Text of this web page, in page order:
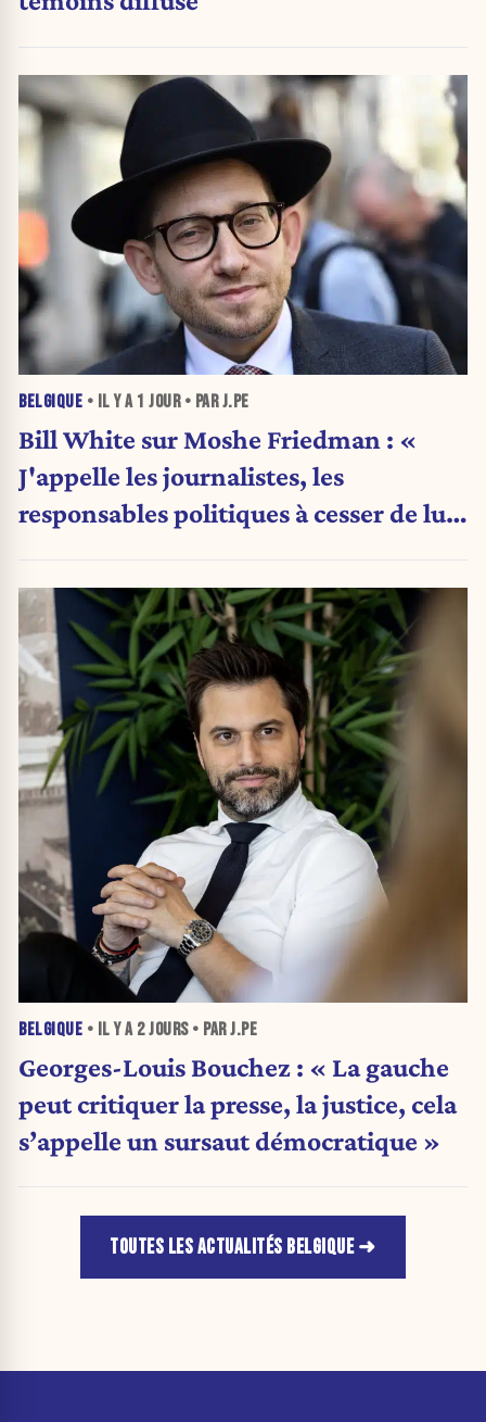
BELGIQUE • IL Y A 1 JOUR• PAR J.PE
Bill White sur Moshe Friedman : «
J'appelle les journalistes, les
responsables politiques à cesser de lui
BELGIQUE • IL Y A 2 JOURS• PAR J.PE
Georges-Louis Bouchez : « La gauche
peut critiquer la presse, la justice, cela
s’appelle un sursaut démocratique »
TOUTES LES ACTUALITÉS BELGIQUE